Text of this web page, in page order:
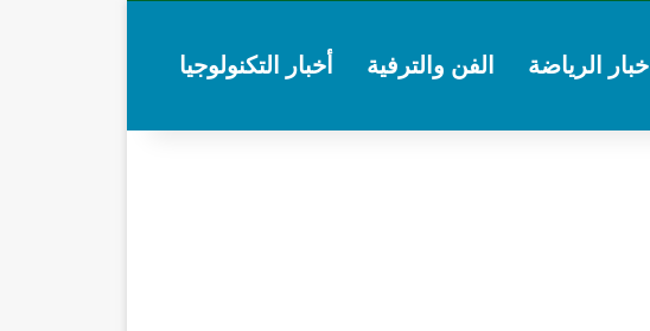
اخبار الرياضة الفن والترفية أخبار التكنولوجيا